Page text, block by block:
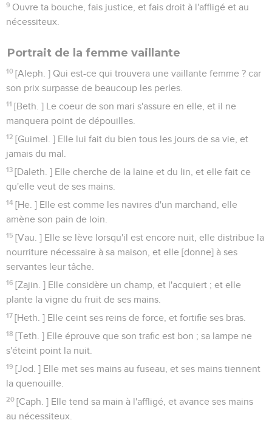
9 Ouvre ta bouche, fais justice, et fais droit à l'affligé et au
nécessiteux.
Portrait de la femme vaillante
10 [Aleph. ] Qui est-ce qui trouvera une vaillante femme ? car
son prix surpasse de beaucoup les perles.
11 [Beth. ] Le coeur de son mari s'assure en elle, et il ne
manquera point de dépouilles.
12 [Guimel. ] Elle lui fait du bien tous les jours de sa vie, et
jamais du mal.
13 [Daleth. ] Elle cherche de la laine et du lin, et elle fait ce
qu'elle veut de ses mains.
14 [He. ] Elle est comme les navires d'un marchand, elle
amène son pain de loin.
15 [Vau. ] Elle se lève lorsqu'il est encore nuit, elle distribue la
nourriture nécessaire à sa maison, et elle [donne] à ses
servantes leur tâche.
16 [Zajin. ] Elle considère un champ, et l'acquiert ; et elle
plante la vigne du fruit de ses mains.
17 [Heth. ] Elle ceint ses reins de force, et fortifie ses bras.
18 [Teth. ] Elle éprouve que son trafic est bon ; sa lampe ne
s'éteint point la nuit.
19 [Jod. ] Elle met ses mains au fuseau, et ses mains tiennent
la quenouille.
20 [Caph. ] Elle tend sa main à l'affligé, et avance ses mains
au nécessiteux.